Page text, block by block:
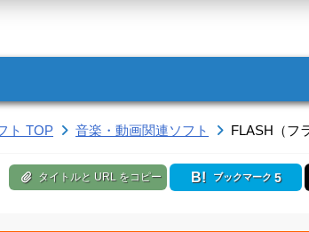
ト TOP 音楽・動画関連ソフト FLASH（フ
タイトルと URL をコピー ブックマーク 5